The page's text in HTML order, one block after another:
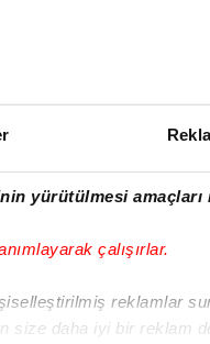
yürütülmesi amaçları
çalışırlar.
reklamlar
size daha iyi bir reklam
olaylar zinciri